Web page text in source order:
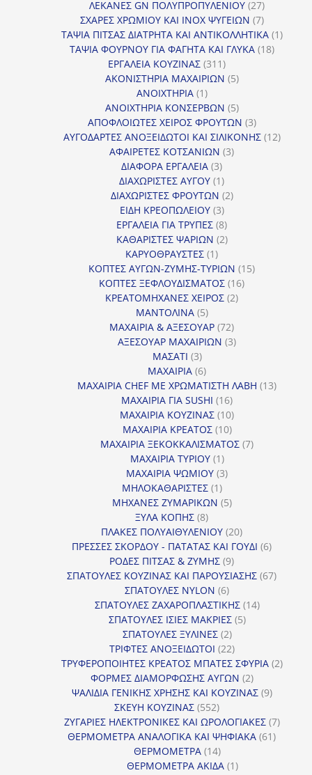
προϊόντα
ΛΕΚΑΝΕΣ GN ΠΟΛΥΠΡΟΠΥΛΕΝΙΟΥ 2727
προϊόντα
ΣΧΑΡΕΣ ΧΡΩΜΙΟΥ ΚΑΙ INOX ΨΥΓΕΙΩΝ 77
προϊόντα
ΤΑΨΙΑ ΠΙΤΣΑΣ ΔΙΑΤΡΗΤΑ ΚΑΙ ΑΝΤΙΚΟΛΛΗΤΙΚΑ 11
ΤΑΨΙΑ ΦΟΥΡΝΟΥ ΓΙΑ ΦΑΓΗΤΑ ΚΑΙ ΓΛΥΚΑ 1818
ΕΡΓΑΛΕΙΑ ΚΟΥΖΙΝΑΣ 311311
προϊόντα
ΑΚΟΝΙΣΤΗΡΙΑ ΜΑΧΑΙΡΙΩΝ 55
ΑΝΟΙΧΤΗΡΙΑ 11
προϊόν
ΑΝΟΙΧΤΗΡΙΑ ΚΟΝΣΕΡΒΩΝ 55
προϊόντα
ΑΠΟΦΛΟΙΩΤΕΣ ΧΕΙΡΟΣ ΦΡΟΥΤΩΝ 33
προϊόντα
ΑΥΓΟΔΑΡΤΕΣ ΑΝΟΞΕΙΔΩΤΟΙ ΚΑΙ ΣΙΛΙΚΟΝΗΣ 1212
ΑΦΑΙΡΕΤΕΣ ΚΟΤΣΑΝΙΩΝ 33
ΔΙΑΦΟΡΑ ΕΡΓΑΛΕΙΑ 33
προϊόντα
ΔΙΑΧΩΡΙΣΤΕΣ ΑΥΓΟΥ 11
προϊόν
ΔΙΑΧΩΡΙΣΤΕΣ ΦΡΟΥΤΩΝ 22
ΕΙΔΗ ΚΡΕΟΠΩΛΕΙΟΥ 33
προϊόντα
ΕΡΓΑΛΕΙΑ ΓΙΑ ΤΡΥΠΕΣ 88
προϊόντα
ΚΑΘΑΡΙΣΤΕΣ ΨΑΡΙΩΝ 22
ΚΑΡΥΟΘΡΑΥΣΤΕΣ 11
προϊόν
ΚΟΠΤΕΣ ΑΥΓΩΝ-ΖΥΜΗΣ-ΤΥΡΙΩΝ 1515
ΚΟΠΤΕΣ ΞΕΦΛΟΥΔΙΣΜΑΤΟΣ 1616
ΚΡΕΑΤΟΜΗΧΑΝΕΣ ΧΕΙΡΟΣ 22
ΜΑΝΤΟΛΙΝΑ 55
προϊόντα
ΜΑΧΑΙΡΙΑ & ΑΞΕΣΟΥΑΡ 7272
προϊόντα
ΑΞΕΣΟΥΑΡ ΜΑΧΑΙΡΙΩΝ 33
ΜΑΣΑΤΙ 33
προϊόντα
ΜΑΧΑΙΡΙΑ 66
προϊόντα
ΜΑΧΑΙΡΙΑ CHEF ΜΕ ΧΡΩΜΑΤΙΣΤΗ ΛΑΒΗ 1313
ΜΑΧΑΙΡΙΑ ΓΙΑ SUSHI 1616
προϊόντα
ΜΑΧΑΙΡΙΑ ΚΟΥΖΙΝΑΣ 1010
προϊόντα
ΜΑΧΑΙΡΙΑ ΚΡΕΑΤΟΣ 1010
προϊόντα
ΜΑΧΑΙΡΙΑ ΞΕΚΟΚΚΑΛΙΣΜΑΤΟΣ 77
ΜΑΧΑΙΡΙΑ ΤΥΡΙΟΥ 11
προϊόν
ΜΑΧΑΙΡΙΑ ΨΩΜΙΟΥ 33
ΜΗΛΟΚΑΘΑΡΙΣΤΕΣ 11
προϊόν
ΜΗΧΑΝΕΣ ΖΥΜΑΡΙΚΩΝ 55
ΞΥΛΑ ΚΟΠΗΣ 88
προϊόντα
ΠΛΑΚΕΣ ΠΟΛΥΑΙΘΥΛΕΝΙΟΥ 2020
προϊόντα
ΠΡΕΣΣΕΣ ΣΚΟΡΔΟΥ - ΠΑΤΑΤΑΣ ΚΑΙ ΓΟΥΔΙ 66
ΡΟΔΕΣ ΠΙΤΣΑΣ & ΖΥΜΗΣ 99
προϊόντα
ΣΠΑΤΟΥΛΕΣ ΚΟΥΖΙΝΑΣ ΚΑΙ ΠΑΡΟΥΣΙΑΣΗΣ 6767
ΣΠΑΤΟΥΛΕΣ NYLON 66
προϊόντα
ΣΠΑΤΟΥΛΕΣ ΖΑΧΑΡΟΠΛΑΣΤΙΚΗΣ 1414
ΣΠΑΤΟΥΛΕΣ ΙΣΙΕΣ ΜΑΚΡΙΕΣ 55
ΣΠΑΤΟΥΛΕΣ ΞΥΛΙΝΕΣ 22
προϊόντα
ΤΡΙΦΤΕΣ ΑΝΟΞΕΙΔΩΤΟΙ 2222
προϊόντα
ΤΡΥΦΕΡΟΠΟΙΗΤΕΣ ΚΡΕΑΤΟΣ ΜΠΑΤΕΣ ΣΦΥΡΙΑ 22
ΦΟΡΜΕΣ ΔΙΑΜΟΡΦΩΣΗΣ ΑΥΓΩΝ 22
προϊόντα
ΨΑΛΙΔΙΑ ΓΕΝΙΚΗΣ ΧΡΗΣΗΣ ΚΑΙ ΚΟΥΖΙΝΑΣ 99
ΣΚΕΥΗ ΚΟΥΖΙΝΑΣ 552552
προϊόντα
ΖΥΓΑΡΙΕΣ ΗΛΕΚΤΡΟΝΙΚΕΣ ΚΑΙ ΩΡΟΛΟΓΙΑΚΕΣ 77
ΘΕΡΜΟΜΕΤΡΑ ΑΝΑΛΟΓΙΚΑ ΚΑΙ ΨΗΦΙΑΚΑ 6161
ΘΕΡΜΟΜΕΤΡΑ 1414
προϊόντα
ΘΕΡΜΟΜΕΤΡΑ ΑΚΙΔΑ 11